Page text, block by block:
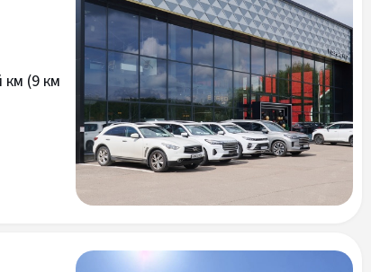
(9 км